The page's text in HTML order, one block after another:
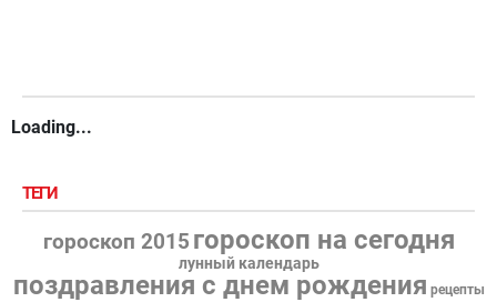
Loading...
ТЕГИ
гороскоп 2015 гороскоп на сегодня
лунный календарь
поздравления с днем рождения рецепты